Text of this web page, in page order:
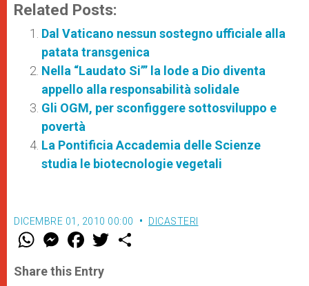
Related Posts:
Dal Vaticano nessun sostegno ufficiale alla
patata transgenica
Nella “Laudato Si’” la lode a Dio diventa
appello alla responsabilità solidale
Gli OGM, per sconfiggere sottosviluppo e
povertà
La Pontificia Accademia delle Scienze
studia le biotecnologie vegetali
DICEMBRE 01, 2010 00:00 DICASTERI
W
t
s
M
e
s
e
F
a
e
b
w
Share this Entry